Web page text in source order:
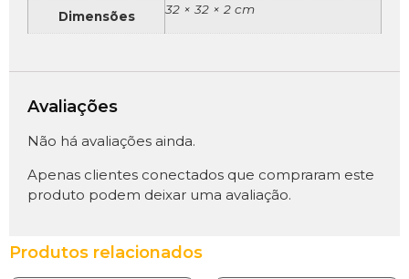
Dimensões 32 × 32 × 2 cm
Avaliações
Não há avaliações ainda.
Apenas clientes conectados que compraram este
produto podem deixar uma avaliação.
Produtos relacionados